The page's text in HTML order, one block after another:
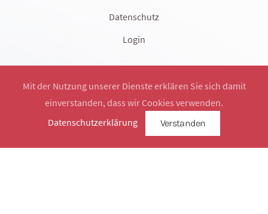
Datenschutz
Login
Mit der Nutzung unserer Dienste erklären Sie sich damit
einverstanden, dass wir Cookies verwenden.
Datenschutzerklärung
Verstanden